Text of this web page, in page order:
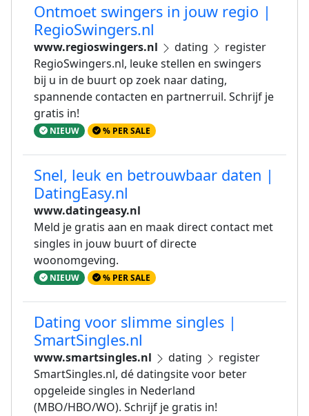
Ontmoet swingers in jouw regio |
RegioSwingers.nl
www.regioswingers.nl dating
register
RegioSwingers.nl, leuke stellen en swingers
bij u in de buurt op zoek naar dating,
spannende contacten en partnerruil. Schrijf je
gratis in!
NIEUW % PER SALE
Snel, leuk en betrouwbaar daten |
DatingEasy.nl
www.datingeasy.nl
Meld je gratis aan en maak direct contact met
singles in jouw buurt of directe
woonomgeving.
NIEUW % PER SALE
Dating voor slimme singles |
SmartSingles.nl
www.smartsingles.nl dating
register
SmartSingles.nl, dé datingsite voor beter
opgeleide singles in Nederland
(MBO/HBO/WO). Schrijf je gratis in!